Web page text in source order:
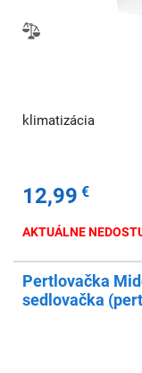
klimatizácia
12,99 €
AKTUÁLNE
Pertlovačka
sedlovačka